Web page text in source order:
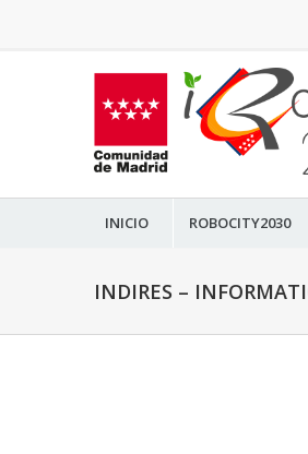
INICIO ROBOCITY2030
INDIRES –